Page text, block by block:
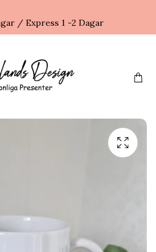
/ Express 1 -2 Dagar